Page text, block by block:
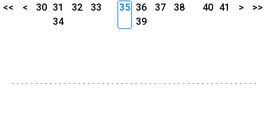
<< < 30 31 32
33
34
35 36 37
38
39
40 41 > >>